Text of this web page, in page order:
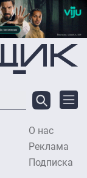
О нас
Реклама
Подписка